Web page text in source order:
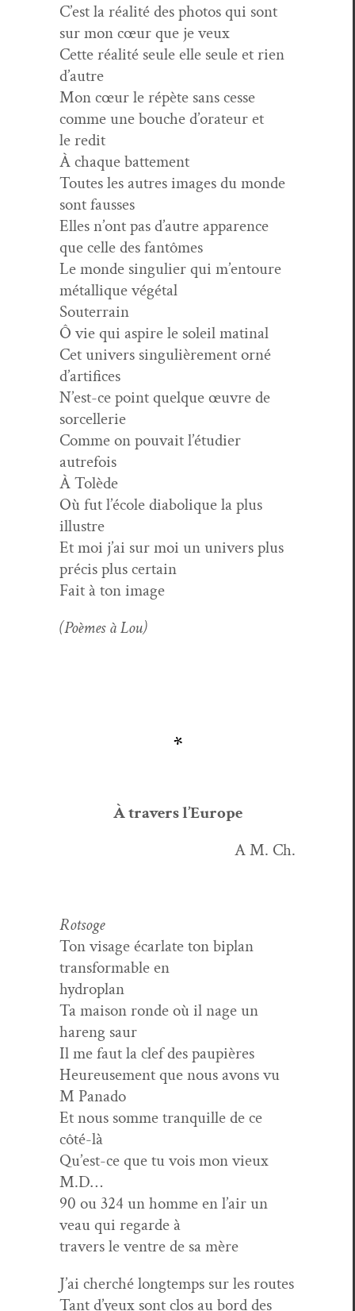
C’est la réal­ité des pho­tos qui sont
sur mon cœur que je veux
Cette réal­ité seule elle seule et rien
d’autre
Mon cœur le répète sans cesse
comme une bouche d’orateur et
le redit
À chaque battement
Toutes les autres images du monde
sont fausses
Elles n’ont pas d’autre apparence
que celle des fantômes
Le monde sin­guli­er qui m’entoure
métallique végétal
Souterrain
Ô vie qui aspire le soleil matinal
Cet univers sin­gulière­ment orné
d’artifices
N’est-ce point quelque œuvre de
sorcellerie
Comme on pou­vait l’étudier
autrefois
À Tolède
Où fut l’école dia­bolique la plus
illustre
Et moi j’ai sur moi un univers plus
pré­cis plus certain
Fait à ton image
(Poèmes à Lou)
*
À tra­vers l’Europe
A M. Ch.
Rot­soge
Ton vis­age écar­late ton biplan
trans­formable en
hydroplan
Ta mai­son ronde où il nage un
hareng saur
Il me faut la clef des paupières
Heureuse­ment que nous avons vu
M Panado
Et nous somme tran­quille de ce
côté-là
Qu’est-ce que tu vois mon vieux
M.D…
90 ou 324 un homme en l’air un
veau qui regarde à
tra­vers le ven­tre de sa mère
J’ai cher­ché longtemps sur les routes
Tant d’yeux sont clos au bord des